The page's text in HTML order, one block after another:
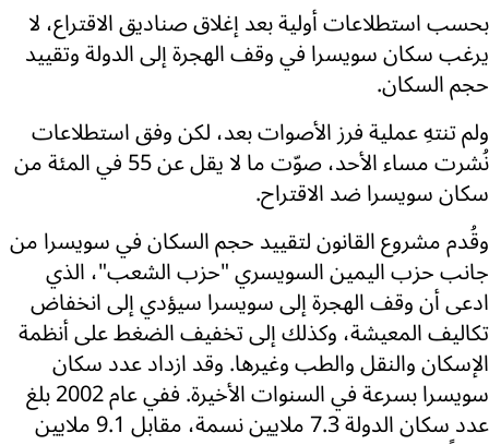
بحسب استطلاعات أولية بعد إغلاق صناديق الاقتراع، لا
يرغب سكان سويسرا في وقف الهجرة إلى الدولة وتقييد
حجم السكان.
ولم تنتهِ عملية فرز الأصوات بعد، لكن وفق استطلاعات
نُشرت مساء الأحد، صوّت ما لا يقل عن 55 في المئة من
سكان سويسرا ضد الاقتراح.
وقُدم مشروع القانون لتقييد حجم السكان في سويسرا من
جانب حزب اليمين السويسري "حزب الشعب"، الذي
ادعى أن وقف الهجرة إلى سويسرا سيؤدي إلى انخفاض
تكاليف المعيشة، وكذلك إلى تخفيف الضغط على أنظمة
الإسكان والنقل والطب وغيرها. وقد ازداد عدد سكان
سويسرا بسرعة في السنوات الأخيرة. ففي عام 2002 بلغ
عدد سكان الدولة 7.3 ملايين نسمة، مقابل 9.1 ملايين